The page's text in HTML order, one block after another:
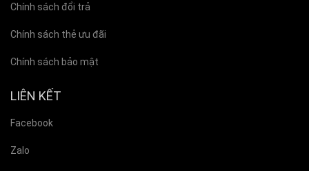
Chính sách đổi trả
Chính sách thẻ ưu đãi
Chính sách bảo mật
LIÊN KẾT
Facebook
Zalo